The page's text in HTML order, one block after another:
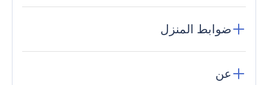
ضوابط المنزل
عن